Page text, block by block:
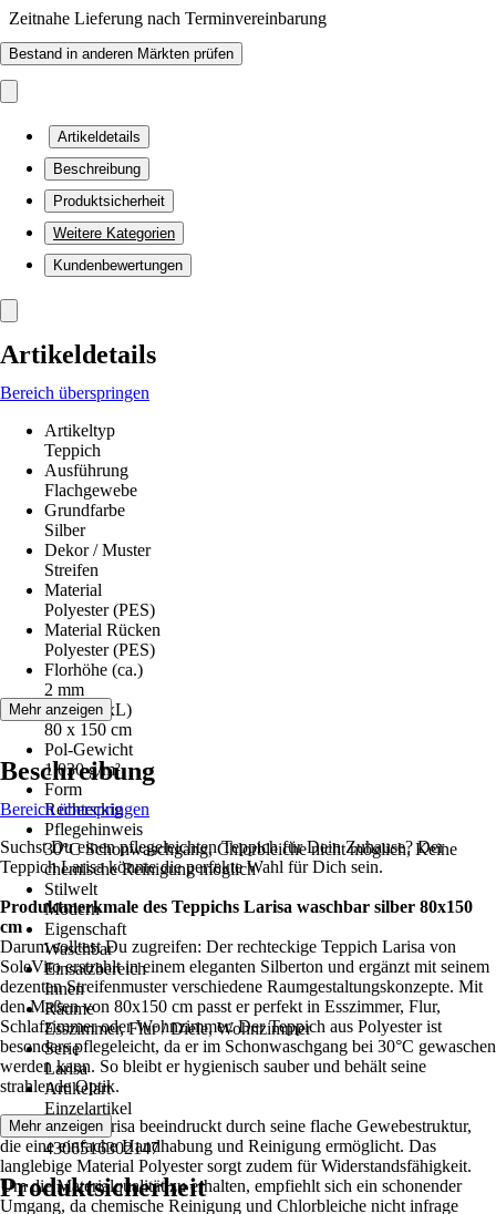
Zeitnahe Lieferung nach Terminvereinbarung
Bestand in anderen Märkten prüfen
Artikeldetails
Beschreibung
Produktsicherheit
Weitere Kategorien
Kundenbewertungen
Artikeldetails
Bereich überspringen
Artikeltyp
Teppich
Ausführung
Flachgewebe
Grundfarbe
Silber
Dekor / Muster
Streifen
Material
Polyester (PES)
Material Rücken
Polyester (PES)
Florhöhe (ca.)
2 mm
Maße (BxL)
80 x 150 cm
Pol-Gewicht
1.030 g/m²
Form
Rechteckig
Pflegehinweis
30°C Schonwaschgang, Chlorbleiche nicht möglich, Keine
chemische Reinigung möglich
Stilwelt
Modern
Eigenschaft
Waschbar
Einsatzbereich
Innen
Räume
Esszimmer, Flur / Diele, Wohnzimmer
Serie
Larisa
Artikelart
Einzelartikel
EAN
4306516302147
Mehr anzeigen
Beschreibung
Bereich überspringen
Suchst Du einen pflegeleichten Teppich für Dein Zuhause? Der
Teppich Larisa könnte die perfekte Wahl für Dich sein.
Produktmerkmale des Teppichs Larisa waschbar silber 80x150
cm
Darum solltest Du zugreifen: Der rechteckige Teppich Larisa von
SoleVito erstrahlt in einem eleganten Silberton und ergänzt mit seinem
dezenten Streifenmuster verschiedene Raumgestaltungskonzepte. Mit
den Maßen von 80x150 cm passt er perfekt in Esszimmer, Flur,
Schlafzimmer oder Wohnzimmer. Der Teppich aus Polyester ist
besonders pflegeleicht, da er im Schonwaschgang bei 30°C gewaschen
werden kann. So bleibt er hygienisch sauber und behält seine
strahlende Optik.
Der Teppich Larisa beeindruckt durch seine flache Gewebestruktur,
die eine einfache Handhabung und Reinigung ermöglicht. Das
langlebige Material Polyester sorgt zudem für Widerstandsfähigkeit.
Um die Materialqualität zu erhalten, empfiehlt sich ein schonender
Umgang, da chemische Reinigung und Chlorbleiche nicht infrage
Mehr anzeigen
Produktsicherheit